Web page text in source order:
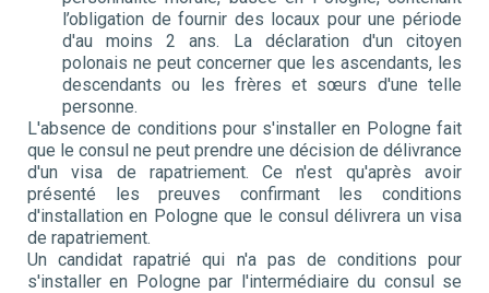
l’obligation de fournir des locaux pour une période
d'au moins 2 ans. La déclaration d'un citoyen
polonais ne peut concerner que les ascendants, les
descendants ou les frères et sœurs d'une telle
personne.
L'absence de conditions pour s'installer en Pologne fait
que le consul ne peut prendre une décision de délivrance
d'un visa de rapatriement. Ce n'est qu'après avoir
présenté les preuves confirmant les conditions
d'installation en Pologne que le consul délivrera un visa
de rapatriement.
Un candidat rapatrié qui n'a pas de conditions pour
s'installer en Pologne par l'intermédiaire du consul se